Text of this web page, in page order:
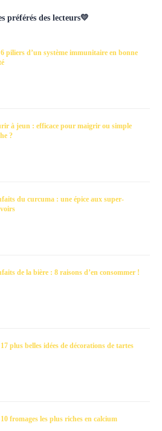
préférés des lecteurs💛
piliers d’un système immunitaire en bonne
à jeun : efficace pour maigrir ou simple
?
du curcuma : une épice aux super-
de la bière : 8 raisons d’en consommer !
plus belles idées de décorations de tartes
fromages les plus riches en calcium